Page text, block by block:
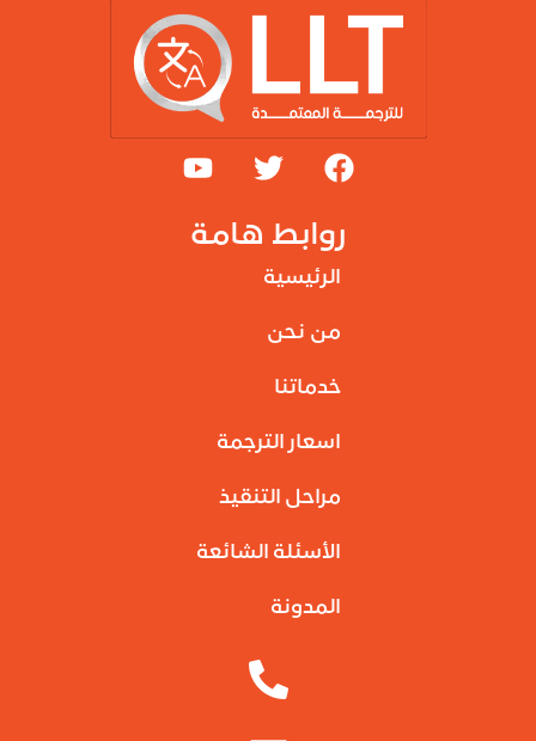
روابط هامة
الرئيسية
من نحن
خدماتنا
اسعار الترجمة
مراحل التنقيذ
الأسئلة الشائعة
المدونة